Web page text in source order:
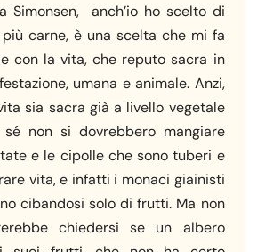
Simonsen, anch’io ho scelto di
carne, è una scelta che mi fa
con la vita, che reputo sacra in
umana e animale. Anzi,
sia sacra già a livello vegetale
non si dovrebbero mangiare
e le cipolle che sono tuberi e
vita, e infatti i monaci giainisti
cibandosi solo di frutti. Ma non
chiedersi se un albero